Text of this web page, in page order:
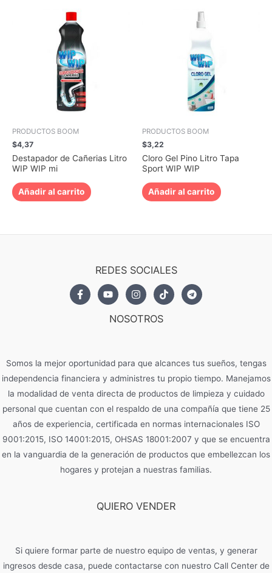
PRODUCTOS BOOM
$4,37
Destapador de Cañerias Litro
WIP WIP mi
Añadir al carrito
PRODUCTOS BOOM
$3,22
Cloro Gel Pino Litro Tapa
Sport WIP WIP
Añadir al carrito
REDES SOCIALES
NOSOTROS
Somos la mejor oportunidad para que alcances tus sueños, tengas
independencia financiera y administres tu propio tiempo. Manejamos
la modalidad de venta directa de productos de limpieza y cuidado
personal que cuentan con el respaldo de una compañía que tiene 25
años de experiencia, certificada en normas internacionales ISO
9001:2015, ISO 14001:2015, OHSAS 18001:2007 y que se encuentra
en la vanguardia de la generación de productos que embellezcan los
hogares y protejan a nuestras familias.
QUIERO VENDER
Si quiere formar parte de nuestro equipo de ventas, y generar
ingresos desde casa, puede contactarse con nuestro Call Center de